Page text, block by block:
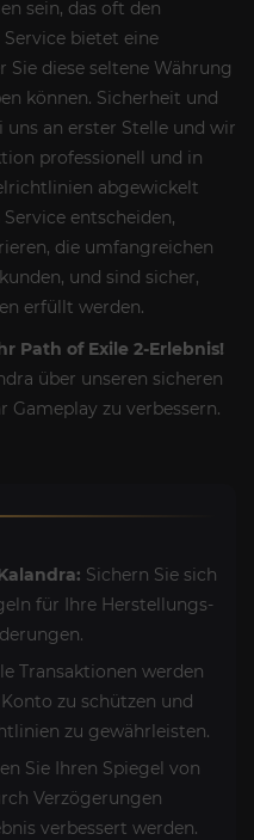
sein, das oft den
bietet eine
diese seltene Währung
können. Sicherheit und
an erster Stelle und wir
professionell und in
abgewickelt
entscheiden,
die umfangreichen
und sind sicher,
erfüllt werden.
Path of Exile 2-Erlebnis!
über unseren sicheren
Gameplay zu verbessern.
Sichern Sie sich
für Ihre Herstellungs-
Transaktionen werden
zu schützen und
zu gewährleisten.
Sie Ihren Spiegel von
Verzögerungen
verbessert werden.